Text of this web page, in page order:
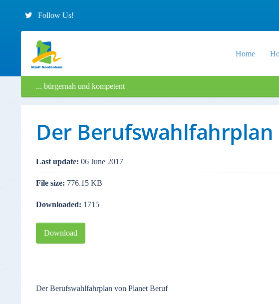
Follow Us!
Home
... bürgernah und kompetent
Der Berufswahlfahrplan
Last update: 06 June 2017
File size: 776.15 KB
Downloaded: 1715
Download
Der Berufswahlfahrplan von Planet Beruf